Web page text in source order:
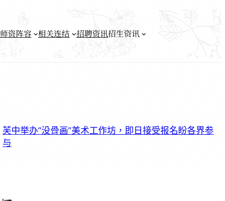
师资阵容 相关连结 招聘资讯招生资讯
芙中举办“没骨画”美术工作坊，即日接受报名盼各界参
与